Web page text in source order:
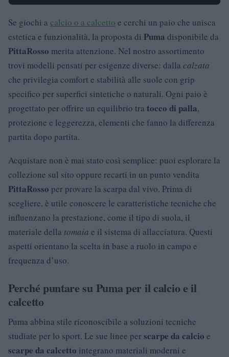
Se giochi a calcio o a calcetto e cerchi un paio che unisca
estetica e funzionalità, la proposta di Puma disponibile da
PittaRosso merita attenzione. Nel nostro assortimento
trovi modelli pensati per esigenze diverse: dalla calzata
che privilegia comfort e stabilità alle suole con grip
specifico per superfici sintetiche o naturali. Ogni paio è
progettato per offrire un equilibrio tra tocco di palla,
protezione e leggerezza, elementi che fanno la differenza
partita dopo partita.
Acquistare non è mai stato così semplice: puoi esplorare la
collezione sul sito oppure recarti in un punto vendita
PittaRosso per provare la scarpa dal vivo. Prima di
scegliere, è utile conoscere le caratteristiche tecniche che
influenzano la prestazione, come il tipo di suola, il
materiale della tomaia e il sistema di allacciatura. Questi
aspetti orientano la scelta in base a ruolo in campo e
frequenza d’uso.
Perché puntare su Puma per il calcio e il
calcetto
Puma abbina stile riconoscibile a soluzioni tecniche
studiate per lo sport. Le sue linee perscarpe da calcio e
scarpe da calcetto integrano materiali moderni e